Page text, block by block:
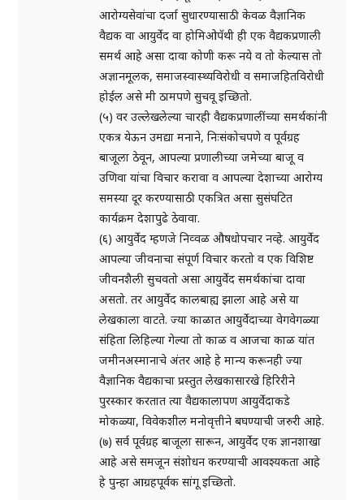
आरोग्यसेवांचा दर्जा सुधारण्यासाठी केवळ वैज्ञानिक
वैद्यक वा आयुर्वेद वा होमिओपॅथी ही एक वैद्यकप्रणाली
समर्थ आहे असा दावा कोणी करू नये व तो केल्यास तो
अज्ञानमूलक, समाजस्वास्थ्यविरोधी व समाजहितविरोधी
होईल असे मी ठामपणे सुचवू इच्छितो.
(५) वर उल्लेखलेल्या चारही वैद्यकप्रणालींच्या समर्थकांनी
एकत्र येऊन उमद्या मनाने, निःसंकोचपणे व पूर्वग्रह
बाजूला ठेवून, आपल्या प्रणालीच्या जमेच्या बाजू व
उणिवा यांचा विचार करावा व आपल्या देशाच्या आरोग्य
समस्या दूर करण्यासाठी एकत्रित असा सुसंघटित
कार्यक्रम देशापुढे ठेवावा.
(६) आयुर्वेद म्हणजे निव्वळ औषधोपचार नव्हे. आयुर्वेद
आपल्या जीवनाचा संपूर्ण विचार करतो व एक विशिष्ट
जीवनशैली सुचवतो असा आयुर्वेद समर्थकांचा दावा
असतो. तर आयुर्वेद कालबाह्य झाला आहे असे या
लेखकाला वाटते. ज्या काळात आयुर्वेदाच्या वेगवेगळ्या
संहिता लिहिल्या गेल्या तो काळ व आजचा काळ यांत
जमीनअस्मानाचे अंतर आहे हे मान्य करूनही ज्या
वैज्ञानिक वैद्यकाचा प्रस्तुत लेखकासारखे हिरिरीने
पुरस्कार करतात त्या वैद्यकालापण आयुर्वेदाकडे
मोकळ्या, विवेकशील मनोवृत्तीने बघण्याची जरुरी आहे.
(७) सर्व पूर्वग्रह बाजूला सारून, आयुर्वेद एक ज्ञानशाखा
आहे असे समजून संशोधन करण्याची आवश्यकता आहे
हे पुन्हा आग्रहपूर्वक सांगू इच्छितो.